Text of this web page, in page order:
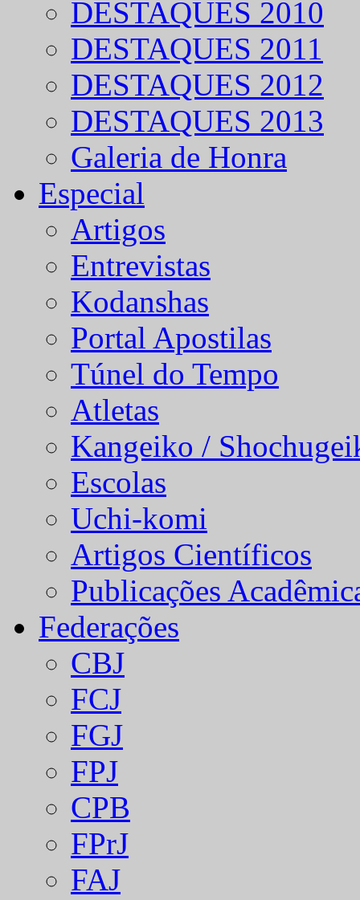
DESTAQUES 2010
DESTAQUES 2011
DESTAQUES 2012
DESTAQUES 2013
Galeria de Honra
Especial
Artigos
Entrevistas
Kodanshas
Portal Apostilas
Túnel do Tempo
Atletas
Kangeiko /
Escolas
Uchi-komi
Artigos Científicos
Publicações
Federações
CBJ
FCJ
FGJ
FPJ
CPB
FPrJ
FAJ